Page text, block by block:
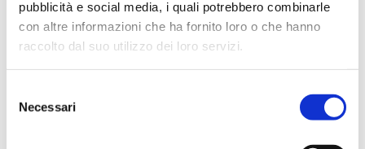
pubblicità e social media, i quali potrebbero combinarle
con altre informazioni che ha fornito loro o che hanno
raccolto dal suo utilizzo dei loro servizi.
delNecessari